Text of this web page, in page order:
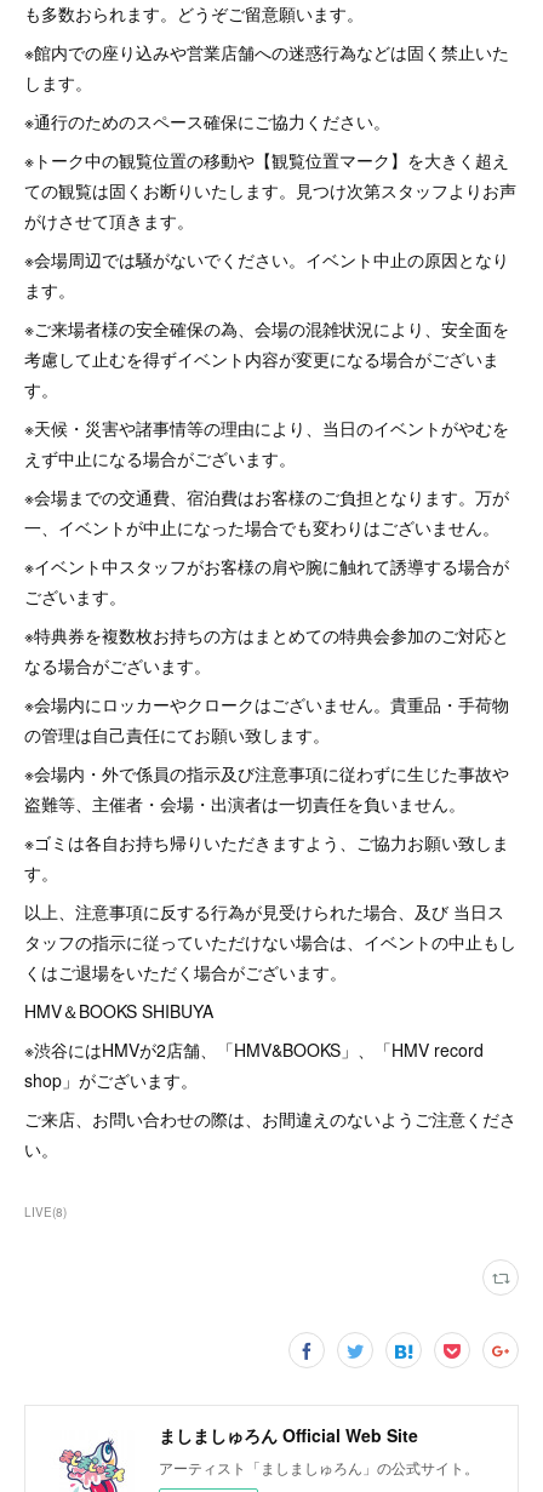
も多数おられます。どうぞご留意願います。
※館内での座り込みや営業店舗への迷惑行為などは固く禁止いた
します。
※通行のためのスペース確保にご協力ください。
※トーク中の観覧位置の移動や【観覧位置マーク】を大きく超え
ての観覧は固くお断りいたします。見つけ次第スタッフよりお声
がけさせて頂きます。
※会場周辺では騒がないでください。イベント中止の原因となり
ます。
※ご来場者様の安全確保の為、会場の混雑状況により、安全面を
考慮して止むを得ずイベント内容が変更になる場合がございま
す。
※天候・災害や諸事情等の理由により、当日のイベントがやむを
えず中止になる場合がございます。
※会場までの交通費、宿泊費はお客様のご負担となります。万が
一、イベントが中止になった場合でも変わりはございません。
※イベント中スタッフがお客様の肩や腕に触れて誘導する場合が
ございます。
※特典券を複数枚お持ちの方はまとめての特典会参加のご対応と
なる場合がございます。
※会場内にロッカーやクロークはございません。貴重品・手荷物
の管理は自己責任にてお願い致します。
※会場内・外で係員の指示及び注意事項に従わずに生じた事故や
盗難等、主催者・会場・出演者は一切責任を負いません。
※ゴミは各自お持ち帰りいただきますよう、ご協力お願い致しま
す。
以上、注意事項に反する行為が見受けられた場合、及び 当日ス
タッフの指示に従っていただけない場合は、イベントの中止もし
くはご退場をいただく場合がございます。
HMV＆BOOKS SHIBUYA
※渋谷にはHMVが2店舗、「HMV&BOOKS」、「HMV record
shop」がございます。
ご来店、お問い合わせの際は、お間違えのないようご注意くださ
い。
LIVE(8)
ましましゅろん Official Web Site
アーティスト「ましましゅろん」の公式サイト。